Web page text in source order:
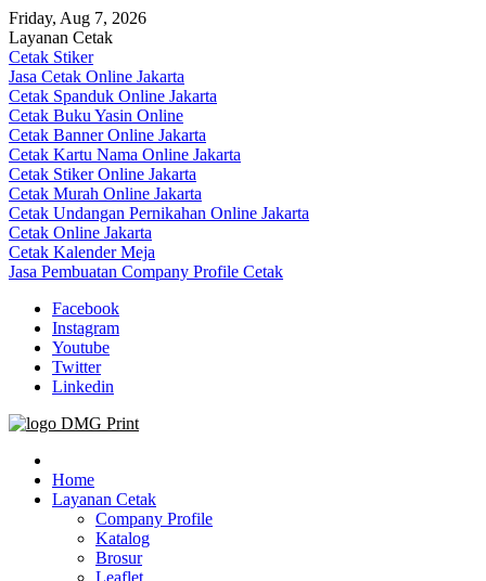
Skip
to
content
Friday, Aug 7, 2026
Layanan Cetak
Cetak Stiker
Jasa Cetak Online Jakarta
Cetak Spanduk Online Jakarta
Cetak Buku Yasin Online
Cetak Banner Online Jakarta
Cetak Kartu Nama Online Jakarta
Cetak Stiker Online Jakarta
Cetak Murah Online Jakarta
Cetak Undangan Pernikahan Online Jakarta
Cetak Online Jakarta
Cetak Kalender Meja
Jasa Pembuatan Company Profile Cetak
Facebook
Instagram
Youtube
Twitter
Linkedin
Jasa Cetak Online DMG Printing
Home
Layanan Cetak
Company Profile
Katalog
Brosur
Leaflet